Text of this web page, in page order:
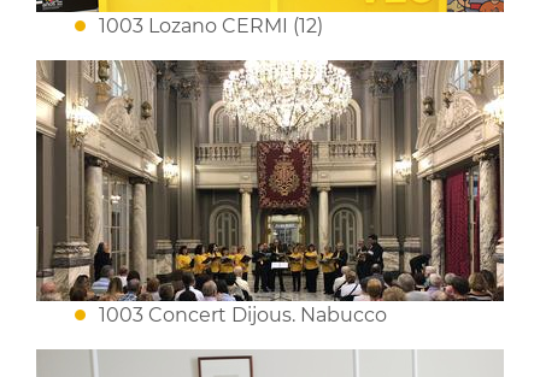
1003 Lozano CERMI (12)
1003 Concert Dijous. Nabucco